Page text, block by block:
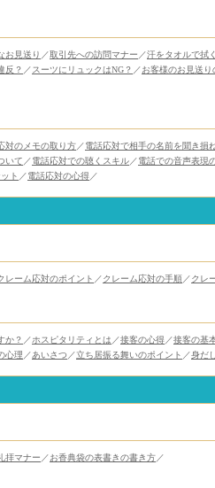
お見送り ／取引先への訪問マナー ／汗をタオルで拭
反？ ／スーツにリュックはNG？ ／お客様のお見送り
対のメモの取り方 ／電話応対で相手の名前を聞き損
いて ／電話応対での聴くスキル ／電話での音声表現
ト ／電話応対の心得 ／
レーム応対のポイント ／クレーム応対の手順 ／クレ
か？ ／ホスピタリティとは ／接客の心得 ／接客の基
心理 ／あいさつ ／立ち居振る舞いのポイント ／身だ
拝マナー ／お香典袋の表書きの書き方 ／